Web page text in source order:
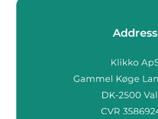
Address